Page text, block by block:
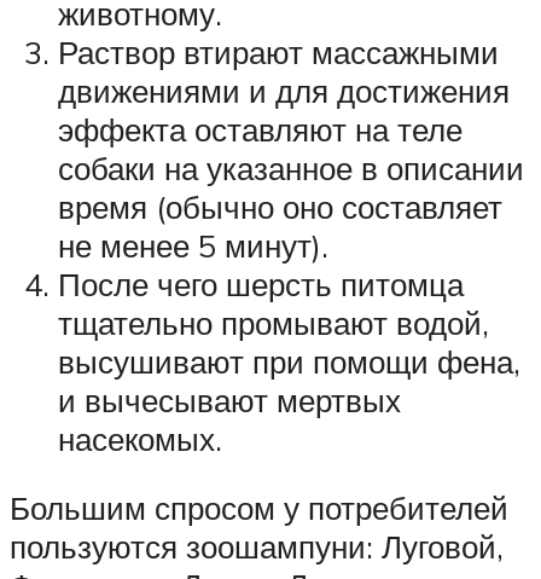
животному.
Раствор втирают массажными
движениями и для достижения
эффекта оставляют на теле
собаки на указанное в описании
время (обычно оно составляет
не менее 5 минут).
После чего шерсть питомца
тщательно промывают водой,
высушивают при помощи фена,
и вычесывают мертвых
насекомых.
Большим спросом у потребителей
пользуются зоошампуни: Луговой,